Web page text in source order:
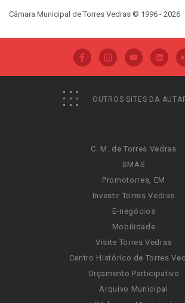
Câmara Municipal de Torres Vedras © 1996 - 2026
OUTROS SITES DA
C. M. de Torres Vedras
SMAS
Promotorres, EM
Investir Torres Vedras
E-negócios
Mobilidade
Visite Torres Vedras
Centro Histórico de Torres
Orçamento Participativo
Arquivo Municipal